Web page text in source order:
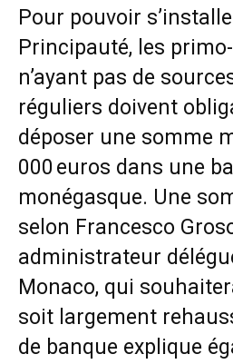
Pour pouvoir
Principauté, les
n’ayant pas de
réguliers doivent
déposer une somme
000 euros dans une
monégasque. Une
selon Francesco
administrateur
Monaco, qui
soit largement
de banque explique